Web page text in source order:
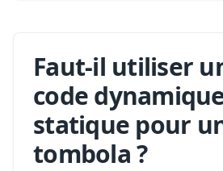
Faut-il utiliser
code
statique pour
tombola ?